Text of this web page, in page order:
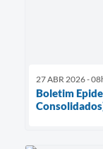
27 ABR 2026 -
Boletim